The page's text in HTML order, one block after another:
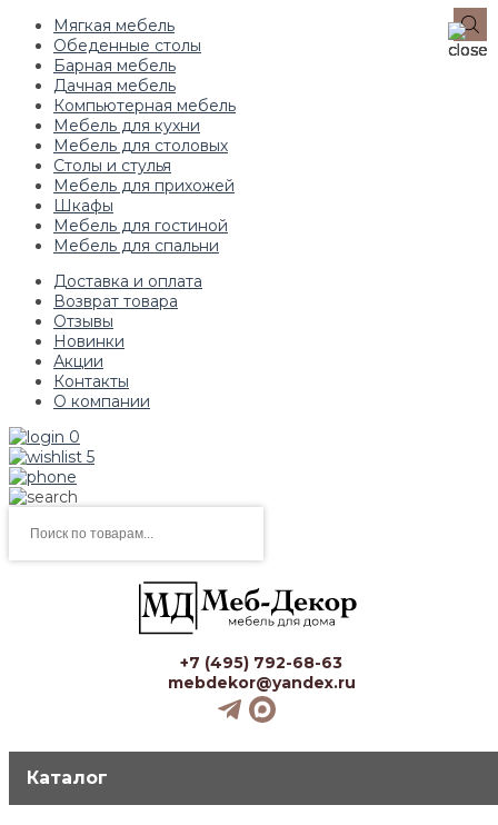
Мягкая мебель
Обеденные столы
Барная мебель
Дачная мебель
Компьютерная мебель
Мебель для кухни
Мебель для столовых
Столы и стулья
Мебель для прихожей
Шкафы
Мебель для гостиной
Мебель для спальни
Доставка и оплата
Возврат товара
Отзывы
Новинки
Акции
Контакты
О компании
0
5
товаров
+7 (495) 792-68-63
mebdekor@yandex.ru
Каталог